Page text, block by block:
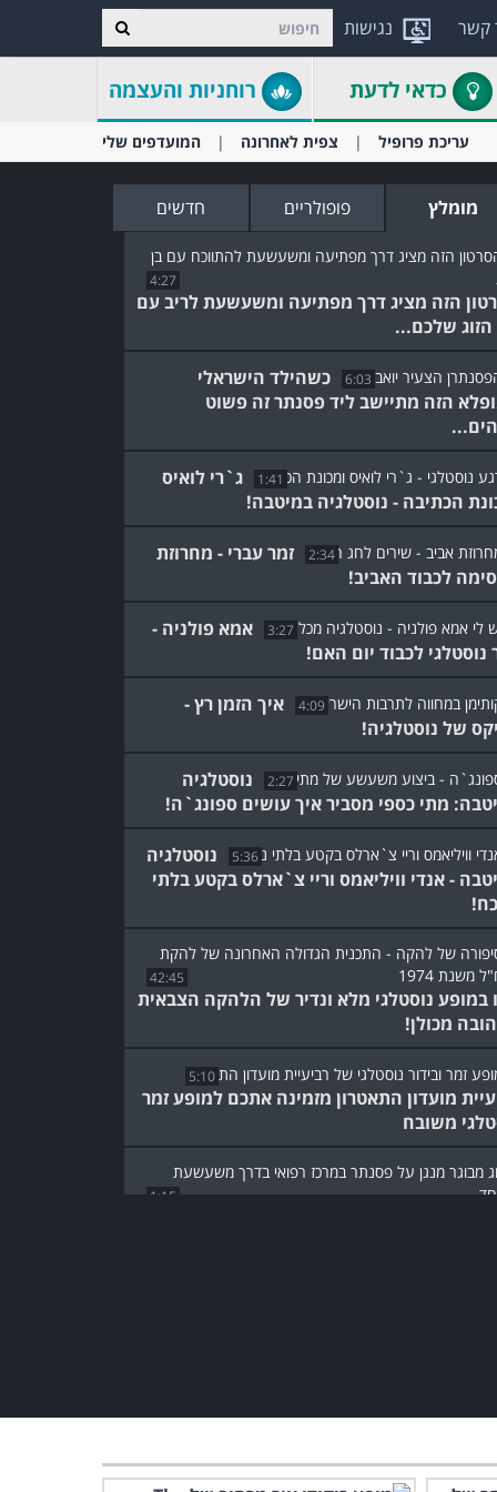
נגישות קשר
כדאי לדעת רוחניות והעצמה
עריכת פרופיל צפית לאחרונה המועדפים שלי
מומלץ פופולריים חדשים
4:27
הזה מציג דרך מפתיעה ומשעשעת לריב עם
הזוג שלכם...
6:03
כשהילד הישראלי
הזה מתיישב ליד פסנתר זה פשוט
1:41
ג`רי לואיס
הכתיבה - נוסטלגיה במיטבה!
2:34
זמר עברי - מחרוזת
לכבוד האביב!
3:27
אמא פולניה -
נוסטלגי לכבוד יום האם!
4:09
איך הזמן רץ -
של נוסטלגיה!
2:27
נוסטלגיה
מתי כספי מסביר איך עושים ספונג`ה!
5:36
נוסטלגיה
- אנדי וויליאמס וריי צ`ארלס בקטע בלתי
42:45
במופע נוסטלגי מלא ונדיר של הלהקה הצבאית
מכולן!
5:10
מועדון התאטרון מזמינה אתכם למופע זמר
משובח
1:15
המוכשרים האלה עשה לי את